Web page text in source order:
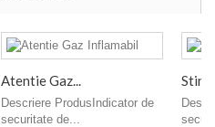
Atentie Gaz...
Descriere ProdusIndicator de
securitate de...